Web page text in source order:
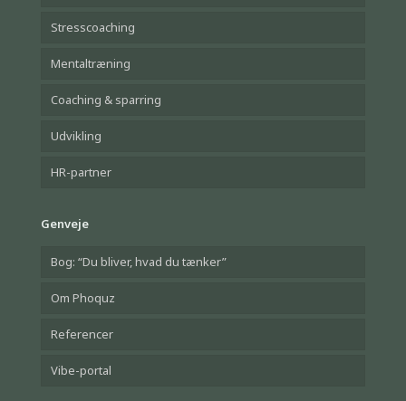
Stresscoaching
Mentaltræning
Coaching & sparring
Udvikling
HR-partner
Genveje
Bog: “Du bliver, hvad du tænker”
Om Phoquz
Referencer
Vibe-portal